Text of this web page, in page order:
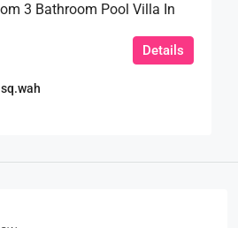
3 Bathroom Pool Villa In
sq.wah
Details